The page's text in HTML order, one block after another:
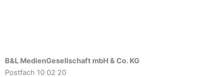
B&L MedienGesellschaft mbH & Co. KG
Postfach 10 02 20